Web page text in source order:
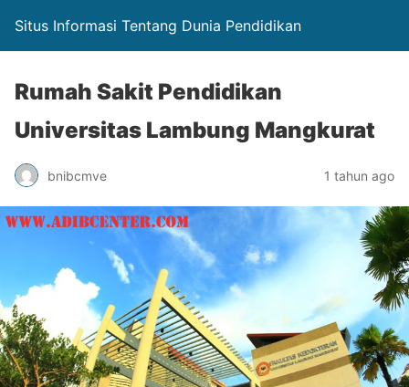
Situs Informasi Tentang Dunia Pendidikan
Rumah Sakit Pendidikan
Universitas Lambung Mangkurat
bnibcmve 1 tahun ago